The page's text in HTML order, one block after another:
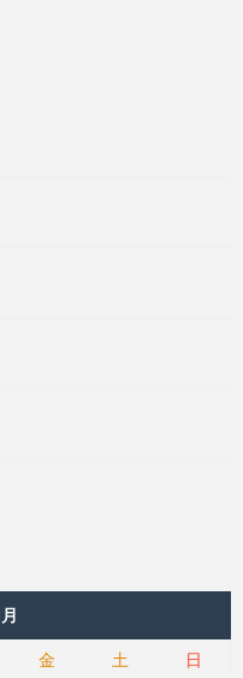
金 土 日